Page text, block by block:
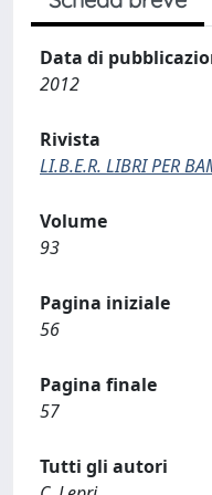
Data di
2012
Rivista
LI.B.E.R. LIBRI PER
Volume
93
Pagina iniziale
56
Pagina finale
57
Tutti gli autori